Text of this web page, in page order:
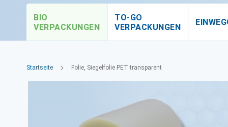
BIO
VERPACKUNGEN
TO-GO
VERPACKUNGEN
Startseite Folie, Siegelfolie PET transparent